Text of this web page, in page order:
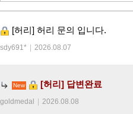
[허리] 허리 문의 입니다.
sdy691* 2026.08.07
New [허리] 답변완료
goldmedal 2026.08.08